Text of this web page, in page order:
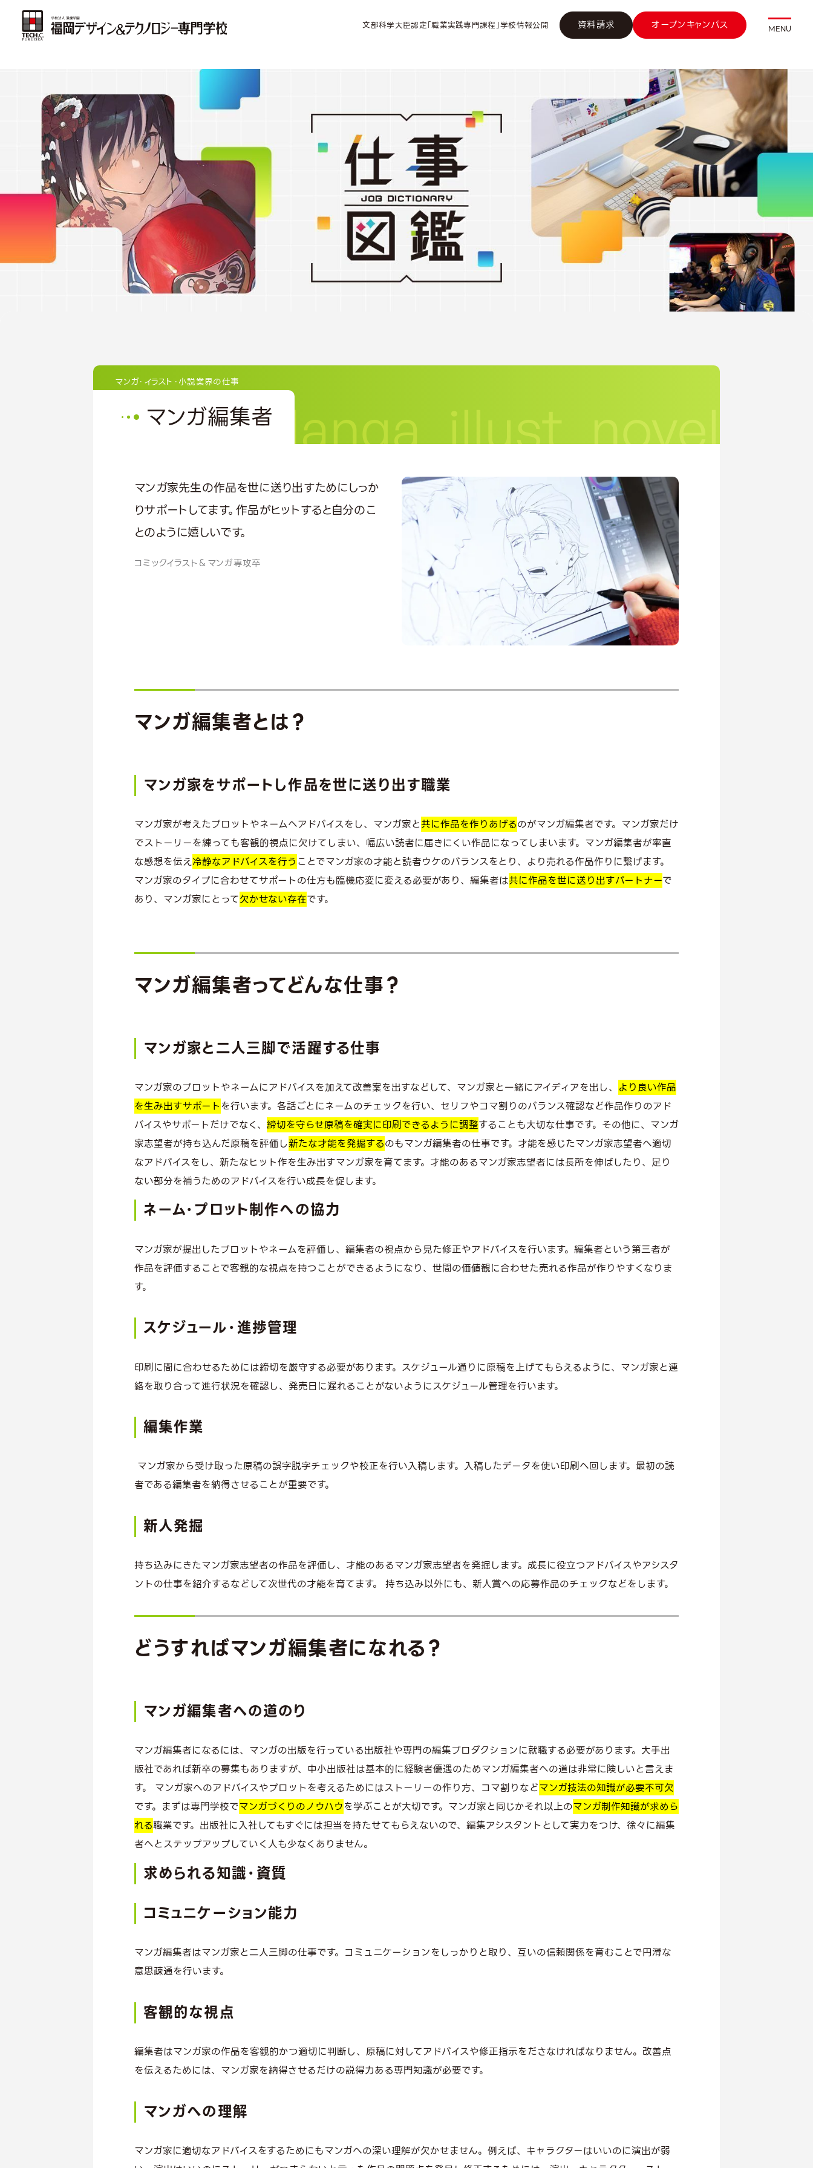
文部科学大臣認定「職業実践専門課程」学校情報公開 資料請求 オープンキャンパス MENU
マンガ・イラスト・小説業界の仕事
マンガ編集者
マンガ家先生の作品を世に送り出すためにしっか
りサポートしてます。作品がヒットすると自分のこ
とのように嬉しいです。
コミックイラスト＆マンガ専攻卒
マンガ編集者とは？
マンガ家をサポートし作品を世に送り出す職業
マンガ家が考えたプロットやネームへアドバイスをし、マンガ家と共に作品を作りあげるのがマンガ編集者です。マンガ家だけ
でストーリーを練っても客観的視点に欠けてしまい、幅広い読者に届きにくい作品になってしまいます。マンガ編集者が率直
な感想を伝え冷静なアドバイスを行う ことでマンガ家の才能と読者ウケのバランスをとり、より売れる作品作りに繋げます。
マンガ家のタイプに合わせてサポートの仕方も臨機応変に変える必要があり、編集者は共に作品を世に送り出すパートナーで
あり、マンガ家にとって欠かせない存在です。
マンガ編集者ってどんな仕事？
マンガ家と二人三脚で活躍する仕事
マンガ家のプロットやネームにアドバイスを加えて改善案を出すなどして、マンガ家と一緒にアイディアを出し、 より良い作品
を生み出すサポートを行います。各話ごとにネームのチェックを行い、セリフやコマ割りのバランス確認など作品作りのアド
バイスやサポートだけでなく、 締切を守らせ原稿を確実に印刷できるように調整することも大切な仕事です。その他に、マンガ
家志望者が持ち込んだ原稿を評価し新たな才能を発掘するのもマンガ編集者の仕事です。才能を感じたマンガ家志望者へ適切
なアドバイスをし、新たなヒット作を生み出すマンガ家を育てます。才能のあるマンガ家志望者には長所を伸ばしたり、足り
ない部分を補うためのアドバイスを行い成長を促します。
ネーム・プロット制作への協力
マンガ家が提出したプロットやネームを評価し、編集者の視点から見た修正やアドバイスを行います。編集者という第三者が
作品を評価することで客観的な視点を持つことができるようになり、世間の価値観に合わせた売れる作品が作りやすくなりま
す。
スケジュール・進捗管理
印刷に間に合わせるためには締切を厳守する必要があります。スケジュール通りに原稿を上げてもらえるように、マンガ家と連
絡を取り合って進行状況を確認し、発売日に遅れることがないようにスケジュール管理を行います。
編集作業
マンガ家から受け取った原稿の誤字脱字チェックや校正を行い入稿します。入稿したデータを使い印刷へ回します。最初の読
者である編集者を納得させることが重要です。
新人発掘
持ち込みにきたマンガ家志望者の作品を評価し、才能のあるマンガ家志望者を発掘します。成長に役立つアドバイスやアシスタ
ントの仕事を紹介するなどして次世代の才能を育てます。 持ち込み以外にも、新人賞への応募作品のチェックなどをします。
どうすればマンガ編集者になれる？
マンガ編集者への道のり
マンガ編集者になるには、マンガの出版を行っている出版社や専門の編集プロダクションに就職する必要があります。大手出
版社であれば新卒の募集もありますが、中小出版社は基本的に経験者優遇のためマンガ編集者への道は非常に険しいと言えま
す。 マンガ家へのアドバイスやプロットを考えるためにはストーリーの作り方、コマ割りなどマンガ技法の知識が必要不可欠
です。まずは専門学校でマンガづくりのノウハウを学ぶことが大切です。マンガ家と同じかそれ以上のマンガ制作知識が求めら
れる職業です。出版社に入社してもすぐには担当を持たせてもらえないので、編集アシスタントとして実力をつけ、徐々に編集
者へとステップアップしていく人も少なくありません。
求められる知識・資質
コミュニケーション能力
マンガ編集者はマンガ家と二人三脚の仕事です。コミュニケーションをしっかりと取り、互いの信頼関係を育むことで円滑な
意思疎通を行います。
客観的な視点
編集者はマンガ家の作品を客観的かつ適切に判断し、原稿に対してアドバイスや修正指示をださなければなりません。改善点
を伝えるためには、マンガ家を納得させるだけの説得力ある専門知識が必要です。
マンガへの理解
マンガ家に適切なアドバイスをするためにもマンガへの深い理解が欠かせません。例えば、キャラクターはいいのに演出が弱